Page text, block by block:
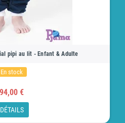
pipi au lit - Enfant & Adulte
En stock
94,00 €
DÉTAILS